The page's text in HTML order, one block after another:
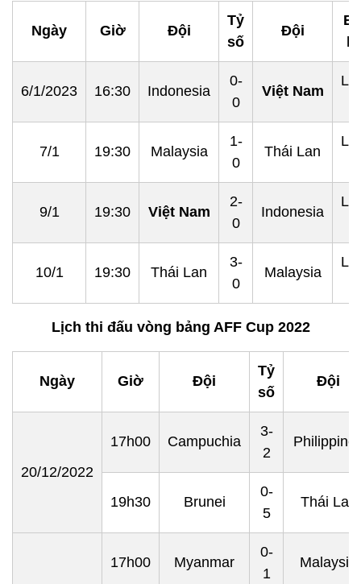
Ngày Giờ Đội
Tỷ
số
Đội
6/1/2023 16:30 Indonesia
0-
0
Việt Nam
7/1 19:30 Malaysia
1-
0
Thái Lan
9/1 19:30 Việt Nam
2-
0
Indonesia
10/1 19:30 Thái Lan
3-
0
Malaysia
Lịch thi đấu vòng bảng AFF Cup 2022
Ngày Giờ Đội
Tỷ
số
Đội
20/12/2022
17h00 Campuchia
3-
2
19h30 Brunei
0-
5
Thái Lan
17h00 Myanmar
0-
1
Malaysia